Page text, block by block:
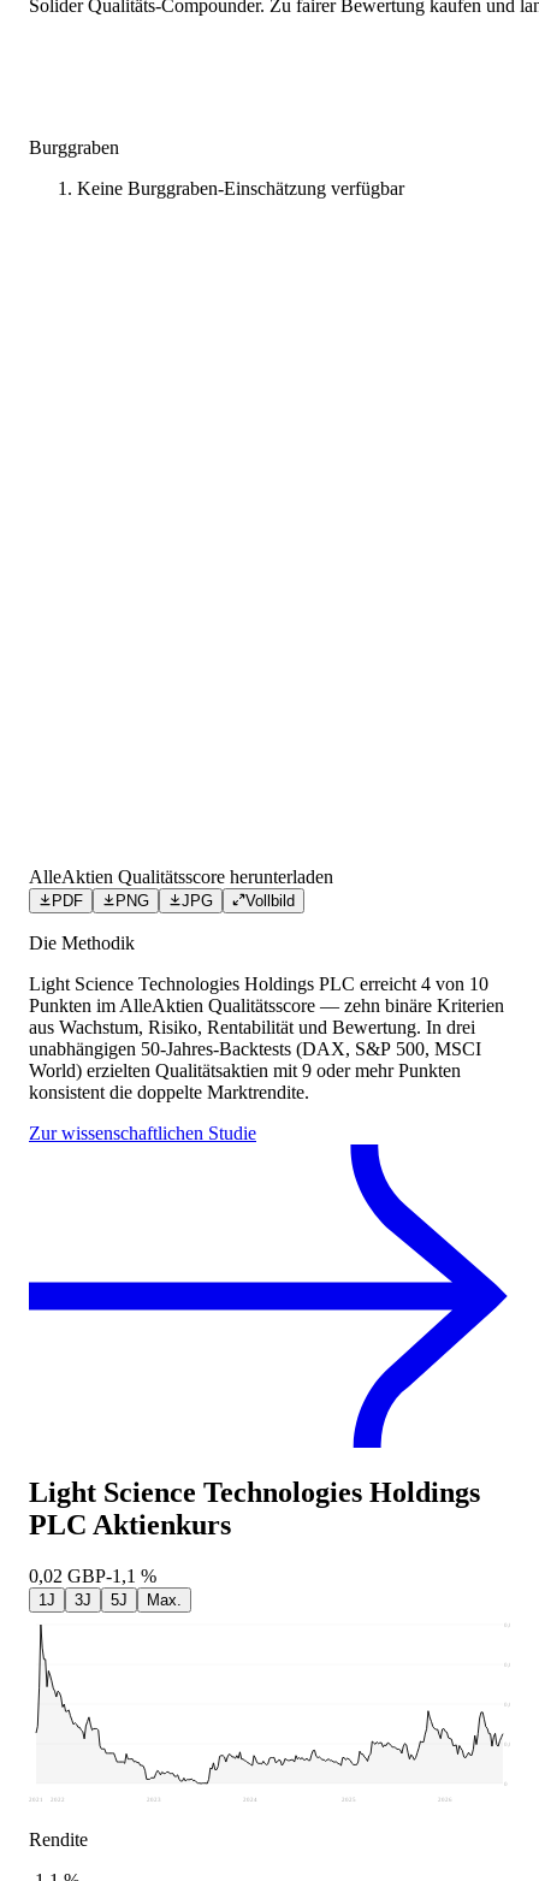
Solider Qualitäts-Compounder. Zu fairer Bewertung kaufen und
Burggraben
Keine Burggraben-Einschätzung verfügbar
AlleAktien Qualitätsscore herunterladen
PDF PNG JPG Vollbild
Die Methodik
Light Science Technologies Holdings PLC erreicht 4 von 10
Punkten im AlleAktien Qualitätsscore — zehn binäre Kriterien
aus Wachstum, Risiko, Rentabilität und Bewertung. In drei
unabhängigen 50-Jahres-Backtests (DAX, S&P 500, MSCI
World) erzielten Qualitätsaktien mit 9 oder mehr Punkten
konsistent die doppelte Marktrendite.
Zur wissenschaftlichen Studie
Light Science Technologies Holdings
PLC Aktienkurs
0,02 GBP-1,1 %
1J 3J 5J Max.
0
0,02
0,03
0,04
0,05
2021 2022 2023 2024 2025 2026
Rendite